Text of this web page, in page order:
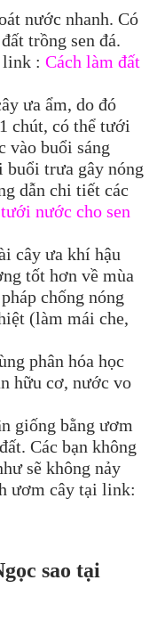
nước nhanh. Có
trồng sen đá.
link : Cách làm đất
ưa ẩm, do đó
chút, có thể tưới
vào buổi sáng
trưa gây nóng
dẫn chi tiết các
nước cho sen
cây ưa khí hậu
tốt hơn về mùa
chống nóng
(làm mái che,
phân hóa học
hữu cơ, nước vo
giống bằng ươm
Các bạn không
sẽ không nảy
ươm cây tại link:
sao tại